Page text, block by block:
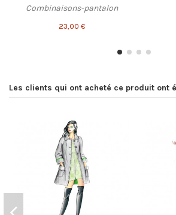
Combinaisons-pantalon
23,00 €
Les clients qui ont acheté ce produit ont